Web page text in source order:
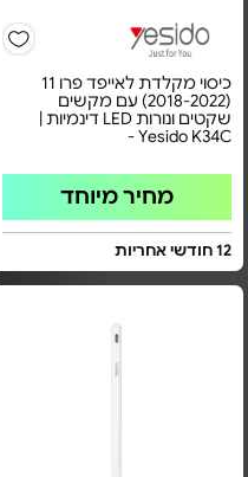
כיסוי מקלדת לאייפד פרו 11
(2018-2022) עם מקשים
שקטים ונורות LED דינמיות |
Yesido K34C -
מחיר מיוחד
12 חודשי אחריות